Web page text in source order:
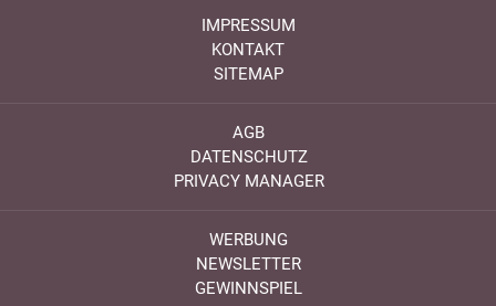
IMPRESSUM
KONTAKT
SITEMAP
AGB
DATENSCHUTZ
PRIVACY MANAGER
WERBUNG
NEWSLETTER
GEWINNSPIEL